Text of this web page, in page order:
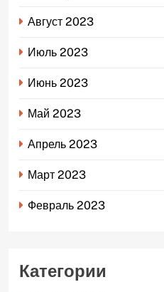
Август 2023
Июль 2023
Июнь 2023
Май 2023
Апрель 2023
Март 2023
Февраль 2023
Категории